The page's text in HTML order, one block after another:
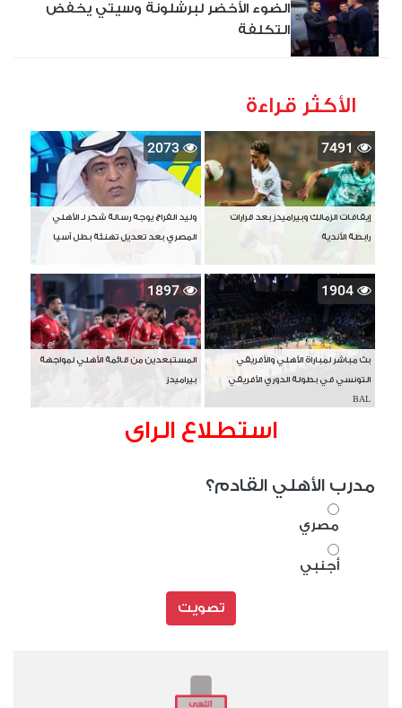
الضوء الأخضر لبرشلونة وسيتي يخفض
التكلفة
الأكثر قراءة
7491
إيقافات الزمالك وبيراميدز بعد قرارات
رابطة الأندية
2073
وليد الفراج يوجه رسالة شكر لـ الأهلي
المصري بعد تعديل تهنئة بطل آسيا
1904
بث مباشر لمباراة الأهلي والأفريقي
التونسي في بطولة الدوري الأفريقي
BAL
1897
المستبعدين من قائمة الأهلي لمواجهة
بيراميدز
استطلاع الراى
مدرب الأهلي القادم؟
مصري
أجنبي
تصويت